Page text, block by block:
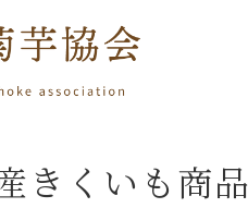
きくいも商品